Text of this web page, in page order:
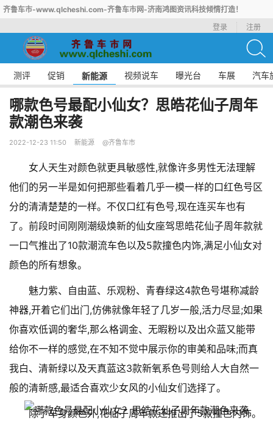
齐鲁车市-www.qlcheshi.com-齐鲁车市网-济南鸿图资讯科技倾情打造！
登录
注册
测评 促销 新能源 视频说车 曝光台 车展 汽车
哪款色号最配小仙女？思皓花仙子周年
款潮色来袭
2022-12-23 11:50 新能源 @齐鲁车市
女人天生对颜色就更具敏感性,就像许多男性无法理解
他们的另一半是如何把那些看着几乎一模一样的口红色号区
分的清清楚楚的一样。不仅口红有色号,现在连买车也有
了。前段时间刚刚潮级焕新的仙女座驾思皓花仙子周年款就
一口气推出了10款潮流车色以及5款撞色内饰,满足小仙女对
颜色的所有想象。
魅力紫、自由蓝、乐观粉、青春绿这4款色号堪称减龄
神器,开着它们出门,仿佛就像年轻了几岁一般,活力尽显;如果
你喜欢低调的奢华,那么格调金、无暇粉以及出众蓝又能带
给你不一样的感觉,在不知不觉中展示你的审美和品味;而真
我白、清新绿以及天真蓝这3款新氧系色号则给人大自然一
般的清新感,最适合喜欢少女风的小仙女们选择了。
除了车身颜色外,花仙子周年款还推出了5款撞色内饰。